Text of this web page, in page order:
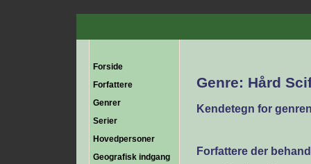
Forside
Forfattere
Genrer
Serier
Hovedpersoner
Geografisk indgang
Genre: Hård
Kendetegn for
Forfattere der